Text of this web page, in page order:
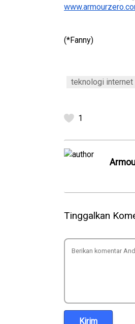
(*Fanny)
teknologi internet
1
Tinggalkan
Kirim